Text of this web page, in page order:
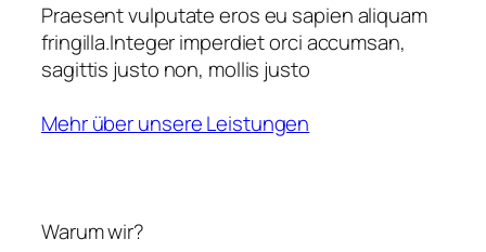
Praesent vulputate eros eu sapien aliquam
fringilla.Integer imperdiet orci accumsan,
sagittis justo non, mollis justo
Mehr über unsere Leistungen
Warum wir?